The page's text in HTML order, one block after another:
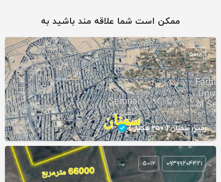
ممکن است شما علاقه مند باشید به
زمین سمنان ( ۲۵۰ هکتار )
5018
۰۹۳۹۹۲۰۴۴۲۱ 5012